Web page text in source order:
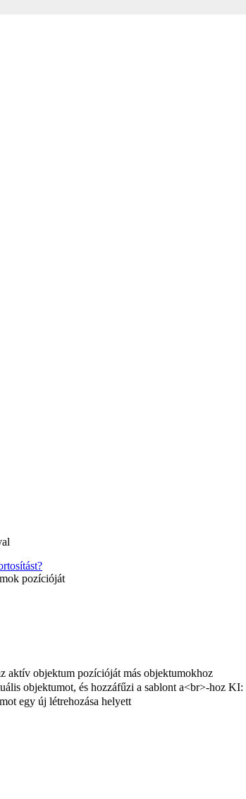
pozícióját
aktív objektum pozícióját más objektumokhoz
objektumot, és hozzáfűzi a sablont a<br>-hoz
egy új létrehozása helyett